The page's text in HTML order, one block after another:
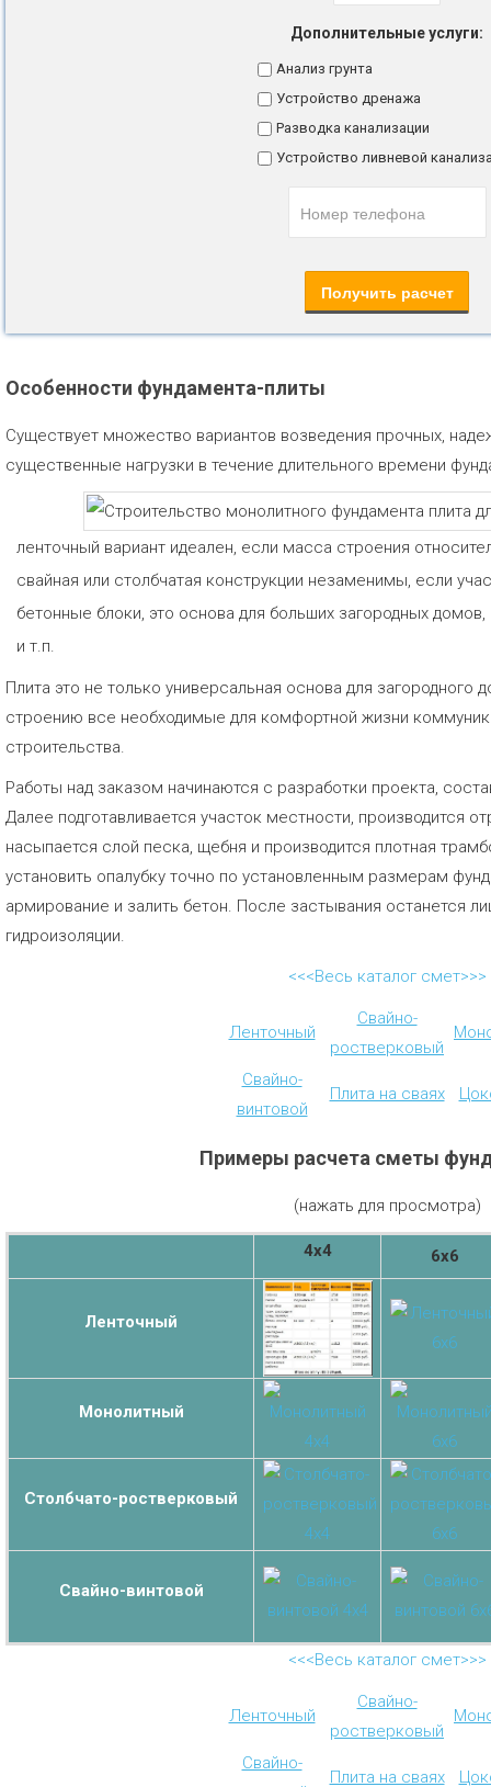
Дополнительные услуги:
Анализ грунта
Устройство дренажа
Разводка канализации
Устройство ливневой
Особенности фундамента-плиты
Существует множество вариантов возведения прочных,
существенные нагрузки в течение длительного времени
ленточный вариант идеален, если масса строения
свайная или столбчатая конструкции незаменимы, если
бетонные блоки, это основа для больших загородных
и т.п.
Плита это не только универсальная основа для загородного
строению все необходимые для комфортной жизни
строительства.
Работы над заказом начинаются с разработки проекта,
Далее подготавливается участок местности, производится
насыпается слой песка, щебня и производится плотная
установить опалубку точно по установленным размерам
армирование и залить бетон. После застывания останется
гидроизоляции.
<<<Весь каталог смет>>>
Ленточный
Свайно-
ростверковый
Свайно-
винтовой
Плита на сваях
Примеры расчета сметы
(нажать для просмотра)
4х4 6х6
Ленточный
Монолитный
Столбчато-ростверковый
Свайно-винтовой
<<<Весь каталог смет>>>
Ленточный
Свайно-
ростверковый
Свайно-
Плита на сваях